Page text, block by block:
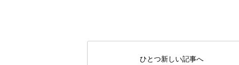
ひとつ新しい記事へ